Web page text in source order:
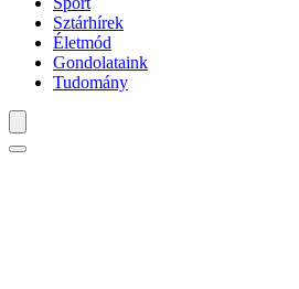
Sztárhírek
Életmód
Gondolataink
Tudomány